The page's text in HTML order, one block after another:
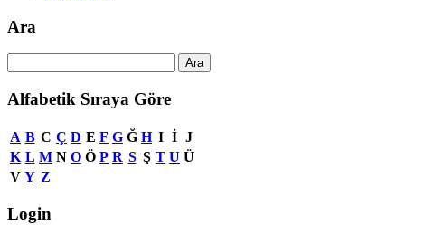
Ara
Alfabetik Sıraya Göre
A B C Ç D E F G Ğ H I İ J
K L M N O Ö P R S Ş T U Ü
V Y Z
Login